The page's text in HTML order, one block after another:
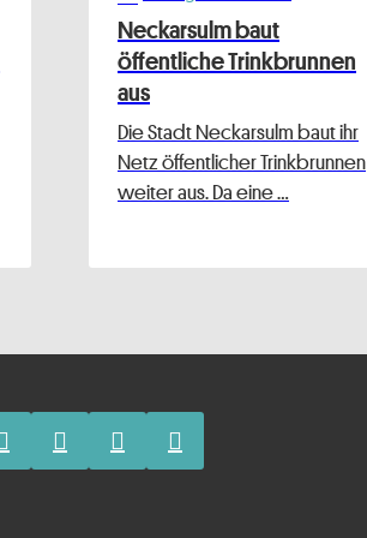
Neckarsulm baut
öffentliche Trinkbrunnen
aus
Die Stadt Neckarsulm baut ihr
Netz öffentlicher Trinkbrunnen
weiter aus. Da eine …